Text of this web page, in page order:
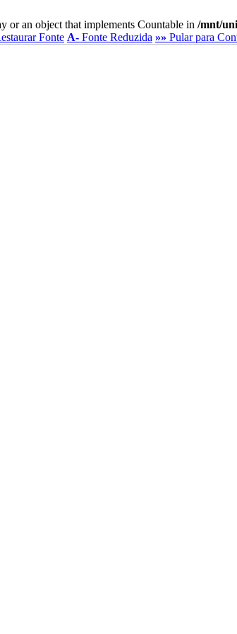
or an object that implements Countable in /mnt/
Fonte A- Fonte Reduzida »» Pular para